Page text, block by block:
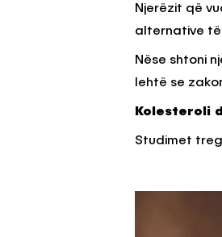
Njerëzit që
alternative të
Nëse shtoni
lehtë se
Kolesteroli
Studimet